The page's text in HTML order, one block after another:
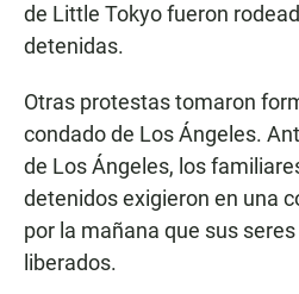
de Little Tokyo fueron
detenidas.
Otras protestas tomaron
condado de Los Ángeles.
de Los Ángeles, los
detenidos exigieron en una
por la mañana que sus
liberados.